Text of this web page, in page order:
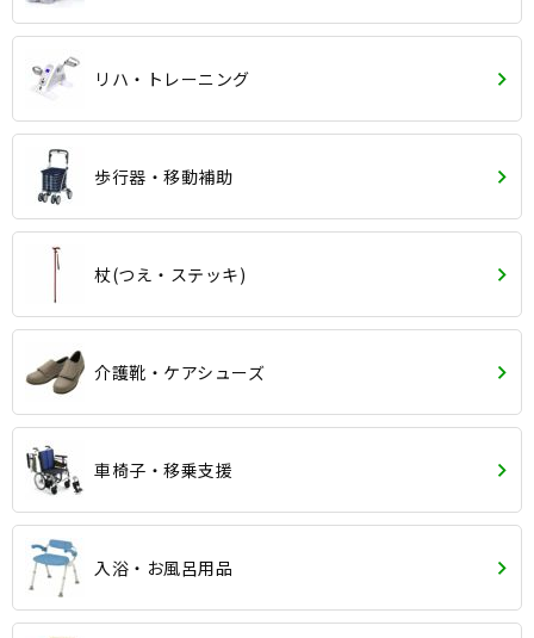
リハ・トレーニング
歩行器・移動補助
杖(つえ・ステッキ)
介護靴・ケアシューズ
車椅子・移乗支援
入浴・お風呂用品